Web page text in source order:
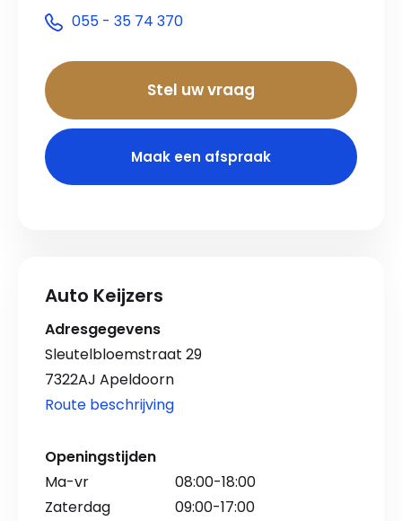
055 - 35 74 370
Stel uw vraag
Maak een afspraak
Auto Keijzers
Adresgegevens
Sleutelbloemstraat 29
7322AJ Apeldoorn
Route beschrijving
Openingstijden
Ma-vr
08:00-18:00
Zaterdag
09:00-17:00